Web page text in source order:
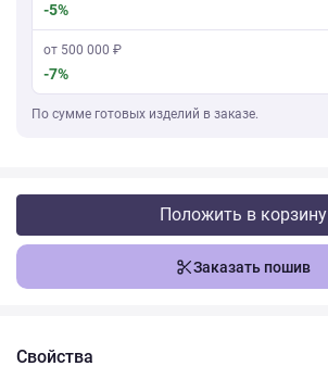
-5%
от 500 000 ₽
-7%
По сумме готовых изделий в заказе.
Положить в корзину
Заказать пошив
Свойства